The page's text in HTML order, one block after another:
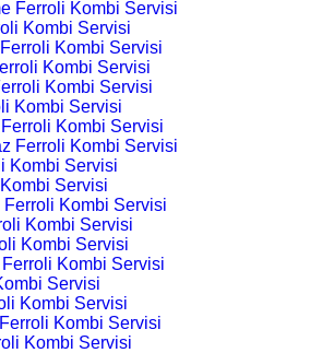
Ferroli Kombi Servisi
Kombi Servisi
Kombi Servisi
Kombi Servisi
Kombi Servisi
Kombi Servisi
Kombi Servisi
Ferroli Kombi Servisi
Kombi Servisi
Servisi
Ferroli Kombi Servisi
Kombi Servisi
Kombi Servisi
Ferroli Kombi Servisi
Servisi
Kombi Servisi
Kombi Servisi
Kombi Servisi